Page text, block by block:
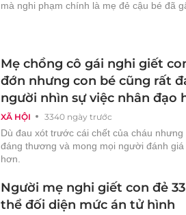
mà nghi phạm chính là mẹ đẻ cậu bé đã
XÃ HỘI 3340 ngày trước
Mẹ chồng cô gái nghi giết
đớn nhưng con bé cũng rất
người nhìn sự việc nhân đạo
Dù đau xót trước cái chết của cháu
đáng thương và mong mọi người đánh
hơn.
Người mẹ nghi giết con đẻ
thể đối diện mức án tử hình